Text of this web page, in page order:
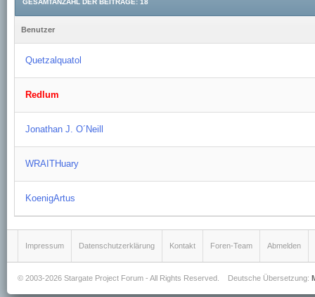
GESAMTANZAHL DER BEITRÄGE: 18
Benutzer
Quetzalquatol
Redlum
Jonathan J. O´Neill
WRAITHuary
KoenigArtus
Impressum Datenschutzerklärung Kontakt Foren-Team Abmelden
© 2003-2026 Stargate Project Forum - All Rights Reserved. Deutsche Übersetzung: